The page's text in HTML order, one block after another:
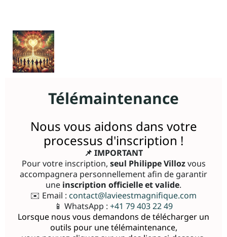
Télémaintenance
Nous vous aidons dans votre
processus d'inscription !
📌 IMPORTANT
Pour votre inscription, seul Philippe Villozvous
accompagnera personnellement afin de garantir
une inscription officielle et valide.
✉️ Email : contact@lavieestmagnifique.com
📱 WhatsApp : +41 79 403 22 49
Lorsque nous vous demandons de télécharger un
outils pour une télémaintenance,